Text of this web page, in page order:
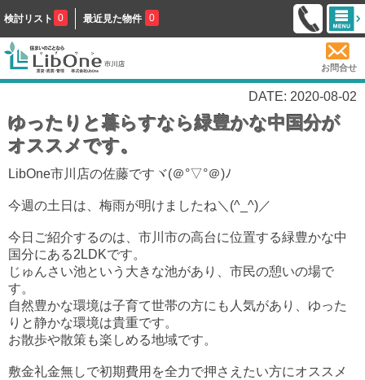
検討リスト 0 最近見た物件 0
お問合せ
DATE: 2020-08-02
ゆったりと暮らすなら緑豊かな中国分が
オススメです。
LibOne市川店の佐藤ですヾ(＠°▽°＠)ﾉ
今週の土日は、梅雨が明けましたね＼(^_^)／
今日ご紹介するのは、市川市の高台に位置する緑豊かな中
国分にある2LDKです。
じゅんさい池という大きな池があり、市民の憩いの場で
す。
自然豊かな環境は子育て世帯の方にも人気があり、ゆった
りと静かな環境は貴重です。
お散歩や散策も楽しめる地域です。
敷金礼金無しで初期費用を全力で押さえたい方にオススメ